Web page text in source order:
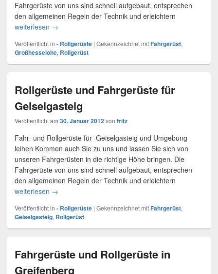
Fahrgerüste von uns sind schnell aufgebaut, entsprechen
den allgemeinen Regeln der Technik und erleichtern
weiterlesen Fahrgerüst für Großhesselohe
→
Veröffentlicht in - Rollgerüste | Gekennzeichnet mitFahrgerüst,
Großhesselohe, Rollgerüst
Rollgerüste und Fahrgerüste für
Geiselgasteig
Veröffentlicht am 30. Januar 2012von fritz
Fahr- und Rollgerüste für Geiselgasteig und Umgebung
leihen Kommen auch Sie zu uns und lassen Sie sich von
unseren Fahrgerüsten in die richtige Höhe bringen. Die
Fahrgerüste von uns sind schnell aufgebaut, entsprechen
den allgemeinen Regeln der Technik und erleichtern
weiterlesen Rollgerüste und Fahrgerüste für Geiselgasteig
→
Veröffentlicht in - Rollgerüste | Gekennzeichnet mitFahrgerüst,
Geiselgasteig, Rollgerüst
Fahrgerüste und Rollgerüste in
Greifenberg